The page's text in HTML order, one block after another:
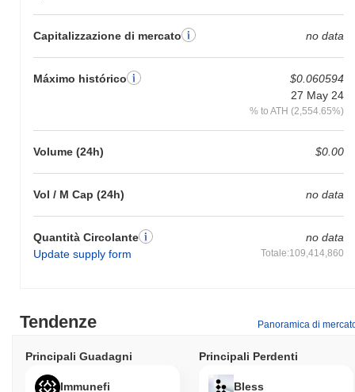
Capitalizzazione di mercato no data
Máximo histórico
$0.060594
27 May 24
% to ATH (2,554.65%)
Volume (24h) $0.00
Vol / M Cap (24h) no data
Quantità Circolante
Update supply form
no data
Totale:109,414,860
Tendenze Panoramica di
Principali Guadagni
Immunefi
Principali Perdenti
Bless